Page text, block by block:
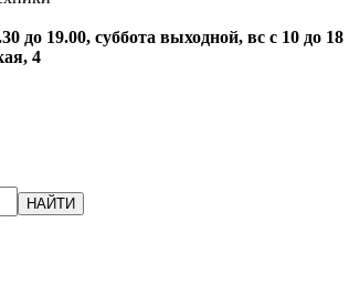
до 19.00, суббота выходной, вс с 10 до 18
4
НАЙТИ